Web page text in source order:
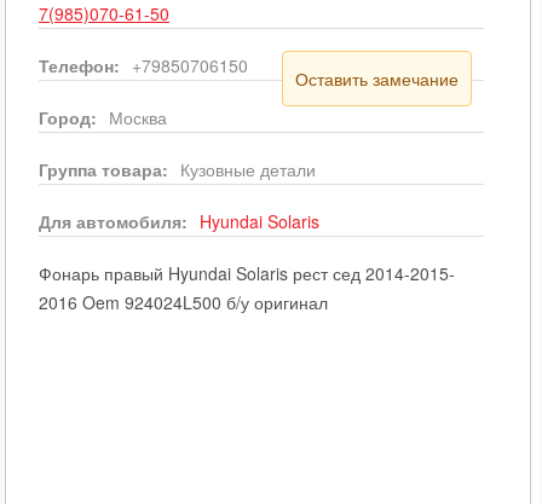
7(985)070-61-50
Телефон: +79850706150
Оставить замечание
Город: Москва
Группа товара: Кузовные детали
Для автомобиля: Hyundai Solaris
Фонарь правый Hyundai Solaris рест сед 2014-2015-
2016 Oem 924024L500 б/у оригинал